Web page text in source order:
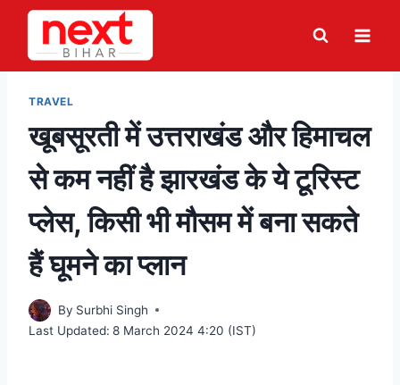
Skip
content
TRAVEL
खूबसूरती में उत्तराखंड और हिमाचल
से कम नहीं है झारखंड के ये टूरिस्ट
प्लेस, किसी भी मौसम में बना सकते
हैं घूमने का प्लान
By Surbhi Singh
Last Updated: 8 March 2024 4:20 (IST)